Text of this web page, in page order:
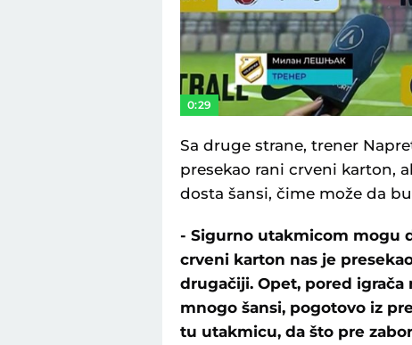
0:29
Sa druge strane, trener
presekao rani crveni karton,
dosta šansi, čime može da
- Sigurno utakmicom mogu
crveni karton nas je
drugačiji. Opet, pored
mnogo šansi, pogotovo iz
tu utakmicu, da što pre